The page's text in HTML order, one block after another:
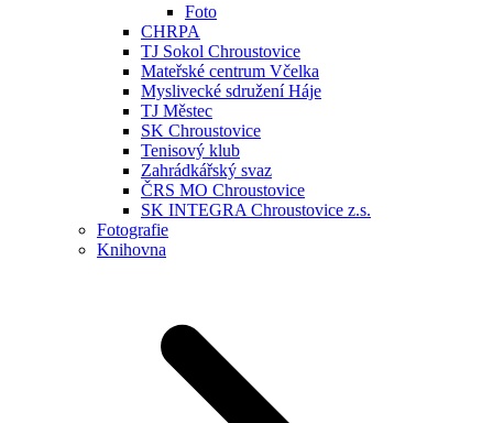
Foto
CHRPA
TJ Sokol Chroustovice
Mateřské centrum Včelka
Myslivecké sdružení Háje
TJ Městec
SK Chroustovice
Tenisový klub
Zahrádkářský svaz
ČRS MO Chroustovice
SK INTEGRA Chroustovice z.s.
Fotografie
Knihovna